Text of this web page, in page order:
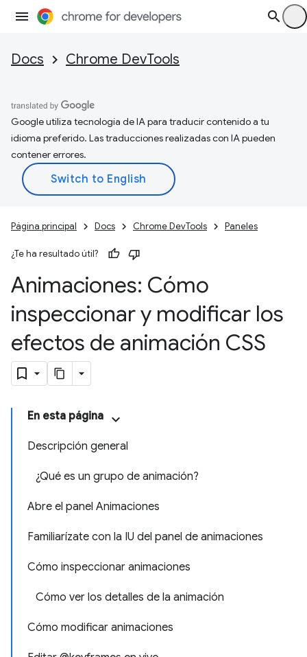
Docs Chrome DevTools
Google utiliza tecnología de IA para traducir contenido a tu
idioma preferido. Las traducciones realizadas con IA pueden
contener errores.
Página principal Docs Chrome DevTools Paneles
¿Te ha resultado útil?
Animaciones: Cómo
inspeccionar y modificar los
efectos de animación CSS
En esta página
Descripción general
¿Qué es un grupo de animación?
Abre el panel Animaciones
Familiarízate con la IU del panel de animaciones
Cómo inspeccionar animaciones
Cómo ver los detalles de la animación
Cómo modificar animaciones